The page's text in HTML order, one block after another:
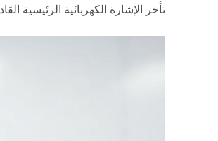
تأخر الإشارة الكهربائية الرئيسية